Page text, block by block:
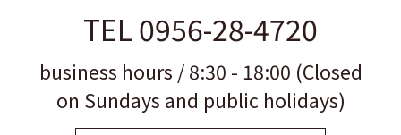
TEL 0956-28-4720
business hours / 8:30 - 18:00 (Closed
on Sundays and public holidays)